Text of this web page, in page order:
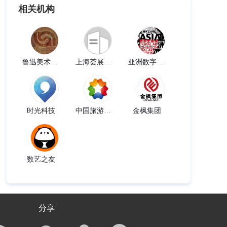
相关机构
时光科技 中国旅游集团 金枫集团
数艺之友
分享